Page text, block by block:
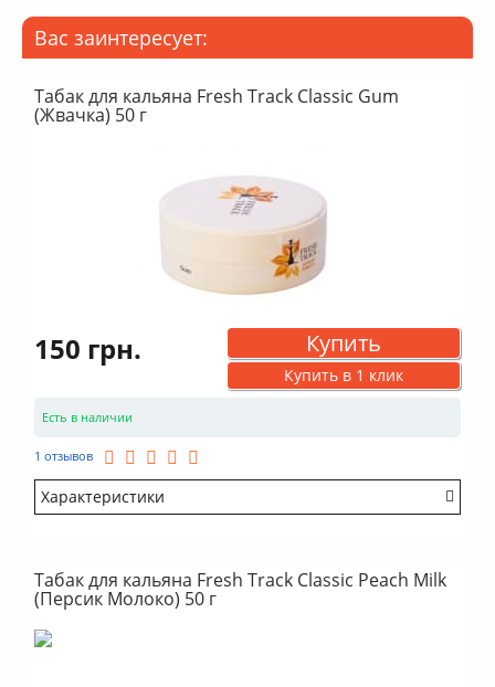
Вас заинтересует:
Табак для кальяна Fresh Track Classic Gum
(Жвачка) 50 г
150 грн. Купить
Купить в 1 клик
Есть в наличии
1 отзывов
Характеристики
Аромат: Сладкий
Аромат: Мятный
Аромат: Свежий
Дымность: Выше среднего
Табак для кальяна Fresh Track Classic Peach Milk
(Персик Молоко) 50 г